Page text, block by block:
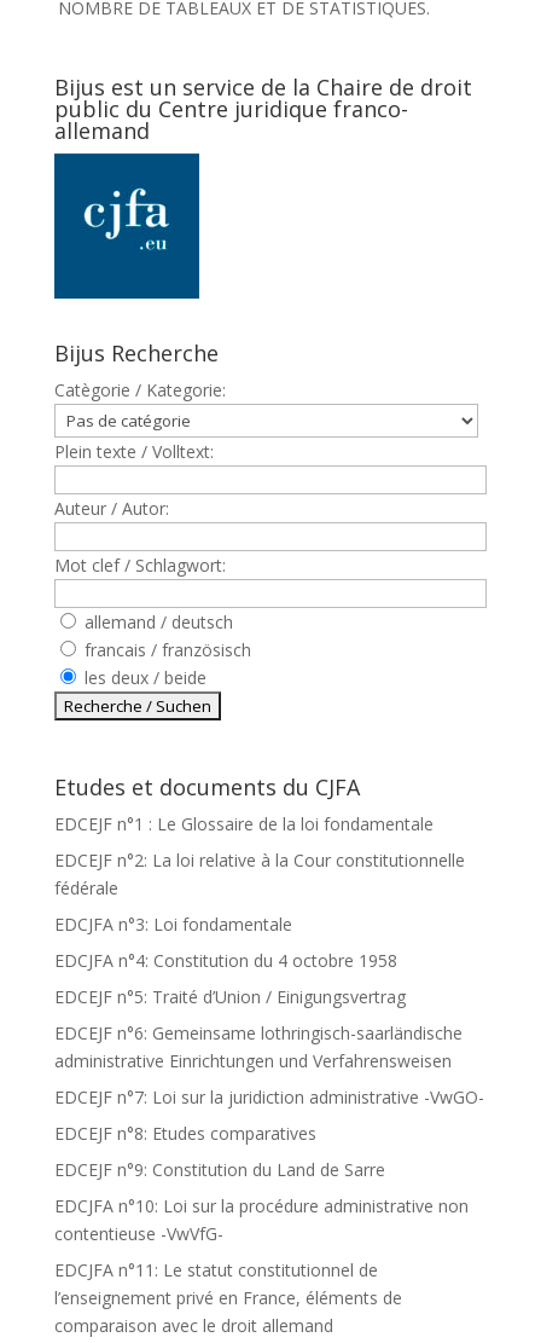
NOMBRE DE TABLEAUX ET DE STATISTIQUES.
Bijus est un service de la Chaire de droit
public du Centre juridique franco-
allemand
Bijus Recherche
Catègorie / Kategorie:
Plein texte / Volltext:
Auteur / Autor:
Mot clef / Schlagwort:
allemand / deutsch
francais / französisch
les deux / beide
Etudes et documents du CJFA
EDCEJF n°1 : Le Glossaire de la loi fondamentale
EDCEJF n°2: La loi relative à la Cour constitutionnelle
fédérale
EDCJFA n°3: Loi fondamentale
EDCJFA n°4: Constitution du 4 octobre 1958
EDCEJF n°5: Traité d’Union / Einigungsvertrag
EDCEJF n°6: Gemeinsame lothringisch-saarländische
administrative Einrichtungen und Verfahrensweisen
EDCEJF n°7: Loi sur la juridiction administrative -VwGO-
EDCEJF n°8: Etudes comparatives
EDCEJF n°9: Constitution du Land de Sarre
EDCJFA n°10: Loi sur la procédure administrative non
contentieuse -VwVfG-
EDCJFA n°11: Le statut constitutionnel de
l’enseignement privé en France, éléments de
comparaison avec le droit allemand